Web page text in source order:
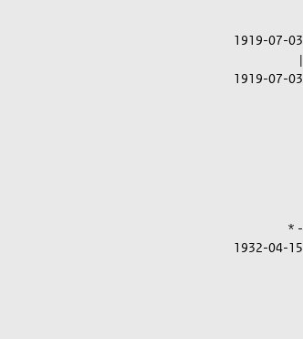
1919-07-03
|
1919-07-03
* -
1932-04-15